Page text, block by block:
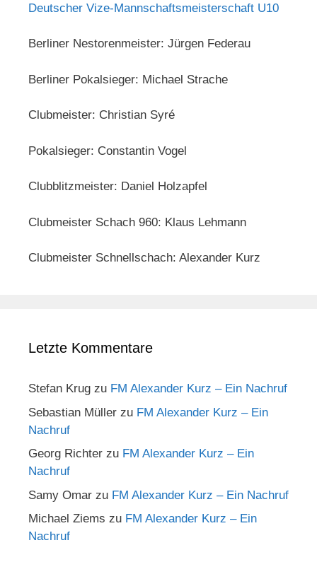
Deutscher Vize-Mannschaftsmeisterschaft U10
Berliner Nestorenmeister: Jürgen Federau
Berliner Pokalsieger: Michael Strache
Clubmeister: Christian Syré
Pokalsieger: Constantin Vogel
Clubblitzmeister: Daniel Holzapfel
Clubmeister Schach 960: Klaus Lehmann
Clubmeister Schnellschach: Alexander Kurz
Letzte Kommentare
Stefan Krug zu FM Alexander Kurz – Ein Nachruf
Sebastian Müller zu FM Alexander Kurz – Ein
Nachruf
Georg Richter zu FM Alexander Kurz – Ein
Nachruf
Samy Omar zu FM Alexander Kurz – Ein Nachruf
Michael Ziems zu FM Alexander Kurz – Ein
Nachruf